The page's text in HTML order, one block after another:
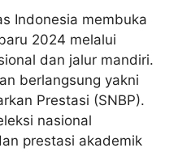
Indonesia membuka
2024 melalui
dan jalur mandiri.
berlangsung yakni
Prestasi (SNBP).
nasional
prestasi akademik